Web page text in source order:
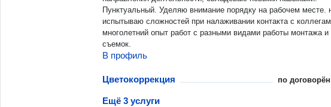
Пунктуальный. Уделяю внимание порядку на рабочем месте.
испытываю сложностей при налаживании контакта с
многолетний опыт работ с разными видами работы монтажа и
съемок.
В профиль
Цветокоррекция по
Ещё 3 услуги